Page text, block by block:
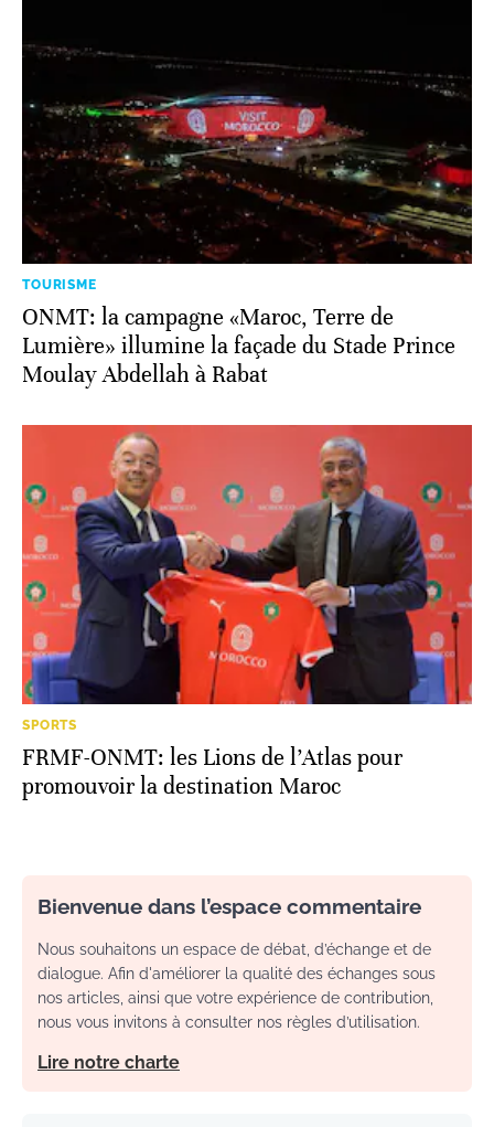
TOURISME
ONMT: la campagne «Maroc, Terre de
Lumière» illumine la façade du Stade Prince
Moulay Abdellah à Rabat
SPORTS
FRMF-ONMT: les Lions de l’Atlas pour
promouvoir la destination Maroc
Bienvenue dans l’espace commentaire
Nous souhaitons un espace de débat, d’échange et de
dialogue. Afin d'améliorer la qualité des échanges sous
nos articles, ainsi que votre expérience de contribution,
nous vous invitons à consulter nos règles d’utilisation.
Lire notre charte